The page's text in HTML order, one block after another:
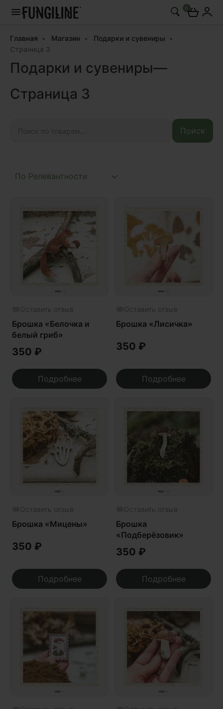
0
Главная Магазин
Подарки и сувениры
Страница 3
Подарки и сувениры—
Страница 3
Поиск
Оставить отзыв
Брошка «Белочка и
белый гриб»
350 ₽
Подробнее
Оставить отзыв
Брошка «Лисичка»
350 ₽
Подробнее
Оставить отзыв
Брошка «Мицены»
350 ₽
Подробнее
Оставить отзыв
Брошка
«Подберёзовик»
350 ₽
Подробнее